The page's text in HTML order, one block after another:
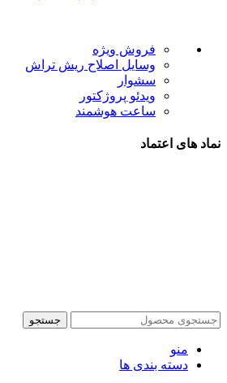
فروش ویژه
وسایل اصلاح ریش تراش
سشوار
ویدئو پروژکتور
ساعت هوشمند
نماد های اعتماد
جستجو
منو
دسته بندی ها